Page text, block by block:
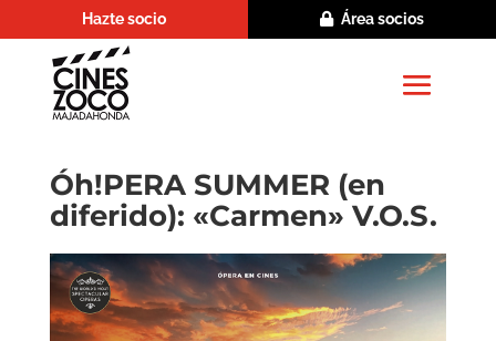
Hazte socio Área socios
Óh!PERA SUMMER (en
diferido): «Carmen» V.O.S.